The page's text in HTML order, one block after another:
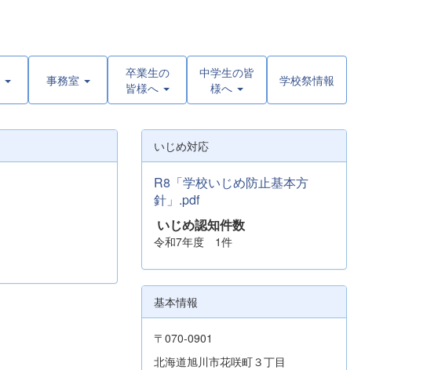
事務室
卒業生の
皆様へ
中学生の皆
様へ
学校祭情報
いじめ対応
R8「学校いじめ防止基本方
針」.pdf
いじめ認知件数
令和7年度 1件
基本情報
〒070-0901
北海道旭川市花咲町３丁目